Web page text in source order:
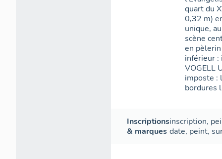
quart du
0,32 m)
unique,
scène
en
inférieur :
VOGELL
imposte :
bordures
Inscriptions
& marques
inscription,
date, peint,